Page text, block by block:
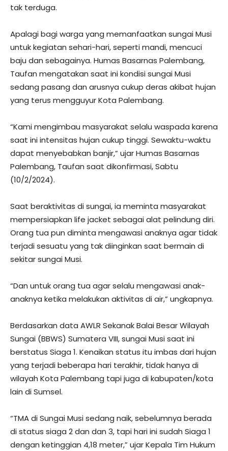
tak terduga.
Apalagi bagi warga yang memanfaatkan sungai Musi
untuk kegiatan sehari-hari, seperti mandi, mencuci
baju dan sebagainya. Humas Basarnas Palembang,
Taufan mengatakan saat ini kondisi sungai Musi
sedang pasang dan arusnya cukup deras akibat hujan
yang terus mengguyur Kota Palembang.
“Kami mengimbau masyarakat selalu waspada karena
saat ini intensitas hujan cukup tinggi. Sewaktu-waktu
dapat menyebabkan banjir,” ujar Humas Basarnas
Palembang, Taufan saat dikonfirmasi, Sabtu
(10/2/2024).
Saat beraktivitas di sungai, ia meminta masyarakat
mempersiapkan life jacket sebagai alat pelindung diri.
Orang tua pun diminta mengawasi anaknya agar tidak
terjadi sesuatu yang tak diinginkan saat bermain di
sekitar sungai Musi.
“Dan untuk orang tua agar selalu mengawasi anak-
anaknya ketika melakukan aktivitas di air,” ungkapnya.
Berdasarkan data AWLR Sekanak Balai Besar Wilayah
Sungai (BBWS) Sumatera VIII, sungai Musi saat ini
berstatus Siaga 1. Kenaikan status itu imbas dari hujan
yang terjadi beberapa hari terakhir, tidak hanya di
wilayah Kota Palembang tapi juga di kabupaten/kota
lain di Sumsel.
“TMA di Sungai Musi sedang naik, sebelumnya berada
di status siaga 2 dan dan 3, tapi hari ini sudah Siaga 1
dengan ketinggian 4,18 meter,” ujar Kepala Tim Hukum